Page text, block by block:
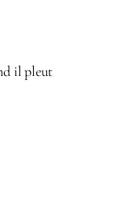
il pleut